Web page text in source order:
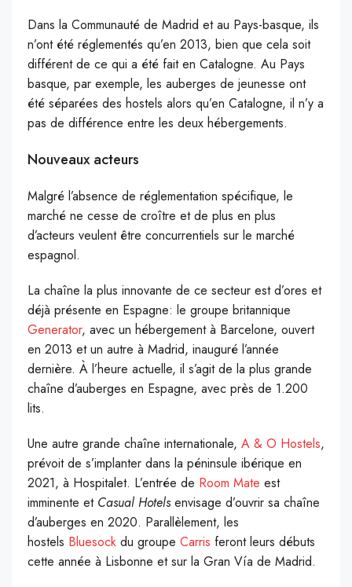
Dans la Communauté de Madrid et au Pays-basque, ils
n’ont été réglementés qu’en 2013, bien que cela soit
différent de ce qui a été fait en Catalogne. Au Pays
basque, par exemple, les auberges de jeunesse ont
été séparées des hostels alors qu’en Catalogne, il n’y a
pas de différence entre les deux hébergements.
Nouveaux acteurs
Malgré l’absence de réglementation spécifique, le
marché ne cesse de croître et de plus en plus
d’acteurs veulent être concurrentiels sur le marché
espagnol.
La chaîne la plus innovante de ce secteur est d’ores et
déjà présente en Espagne: le groupe britannique
Generator, avec un hébergement à Barcelone, ouvert
en 2013 et un autre à Madrid, inauguré l’année
dernière. À l’heure actuelle, il s’agit de la plus grande
chaîne d’auberges en Espagne, avec près de 1.200
lits.
Une autre grande chaîne internationale, A & O Hostels,
prévoit de s’implanter dans la péninsule ibérique en
2021, à Hospitalet. L’entrée de Room Mate est
imminente et Casual Hotelsenvisage d’ouvrir sa chaîne
d’auberges en 2020. Parallèlement, les
hostels Bluesock du groupe Carris feront leurs débuts
cette année à Lisbonne et sur la Gran Vía de Madrid.